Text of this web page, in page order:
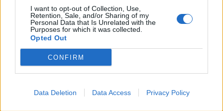
I want to opt-out of Collection, Use,
Retention, Sale, and/or Sharing of my
Personal Data that Is Unrelated with the
Purposes for which it was collected.
Opted Out
CONFIRM
Data Deletion Data Access Privacy Policy
Έως την επόμενη Δευτέρα, 10 Αυγούστου, μπορούν οι υποψήφιοι
εκπαιδευτικοί να υποβάλουν μέσω του ΟΠΣΥΔ τη δήλωση με τις
περιοχές που προτιμούν για τους 5.487 μόνιμους διορισμούς στην
Πρωτοβάθμια και τη Δευτεροβάθμια Εκπαίδευση.
NEWSROOM/06 Αυγ 2026